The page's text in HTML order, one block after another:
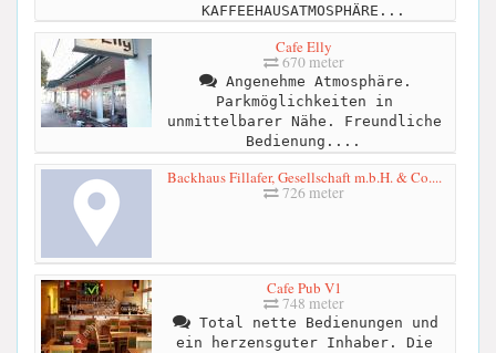
KAFFEEHAUSATMOSPHÄRE...
Cafe Elly
670 meter
Angenehme Atmosphäre.
Parkmöglichkeiten in
unmittelbarer Nähe. Freundliche
Bedienung....
Backhaus Fillafer, Gesellschaft m.b.H. & Co....
726 meter
Cafe Pub V1
748 meter
Total nette Bedienungen und
ein herzensguter Inhaber. Die